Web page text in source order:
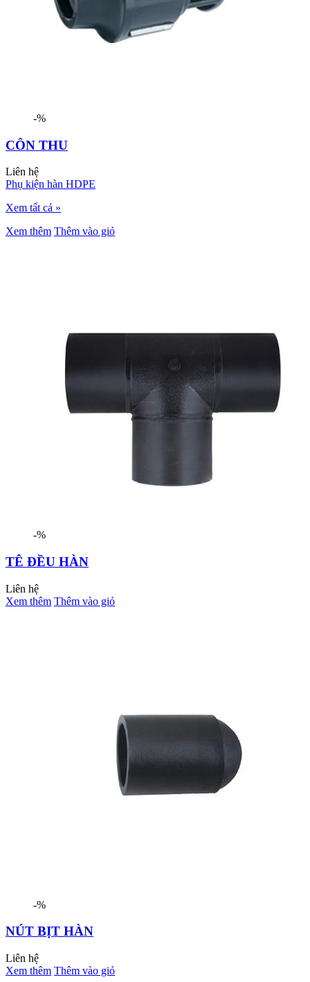
-%
CÔN THU
Liên hệ
Phụ kiện hàn HDPE
Xem tất cả »
Xem thêm Thêm vào giỏ
-%
TÊ ĐỀU HÀN
Liên hệ
Xem thêm Thêm vào giỏ
-%
NÚT BỊT HÀN
Liên hệ
Xem thêm Thêm vào giỏ